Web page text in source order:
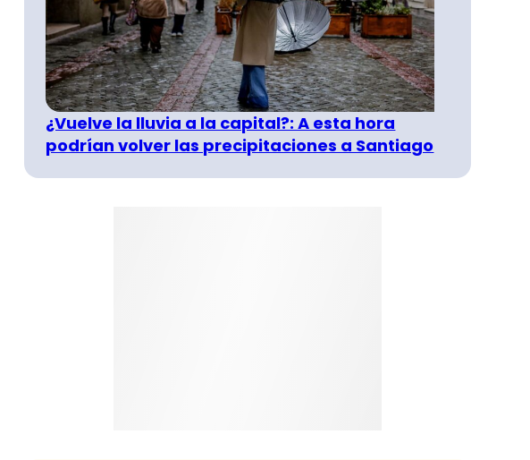
¿Vuelve la lluvia a la capital?: A esta hora
podrían volver las precipitaciones a Santiago